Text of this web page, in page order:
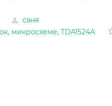
саня
, микросхеме, TDA1524A